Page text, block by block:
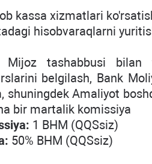
kassa xizmatlari
hisobvaraqlarni
tashabbusi bilan
belgilash, Bank
shuningdek Amaliyot
bir martalik komissiya
1 BHM (QQSsiz)
50% BHM (QQSsiz)